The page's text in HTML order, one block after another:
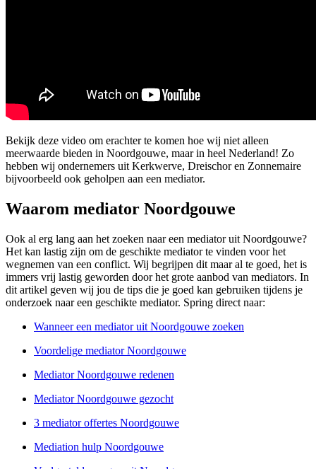
Bekijk deze video om erachter te komen hoe wij niet alleen
meerwaarde bieden in Noordgouwe, maar in heel Nederland! Zo
hebben wij ondernemers uit Kerkwerve, Dreischor en Zonnemaire
bijvoorbeeld ook geholpen aan een mediator.
Waarom mediator Noordgouwe
Ook al erg lang aan het zoeken naar een mediator uit Noordgouwe?
Het kan lastig zijn om de geschikte mediator te vinden voor het
wegnemen van een conflict. Wij begrijpen dit maar al te goed, het is
immers vrij lastig geworden door het grote aanbod van mediators. In
dit artikel geven wij jou de tips die je goed kan gebruiken tijdens je
onderzoek naar een geschikte mediator. Spring direct naar:
Wanneer een mediator uit Noordgouwe zoeken
Voordelige mediator Noordgouwe
Mediator Noordgouwe redenen
Mediator Noordgouwe gezocht
3 mediator offertes Noordgouwe
Mediation hulp Noordgouwe